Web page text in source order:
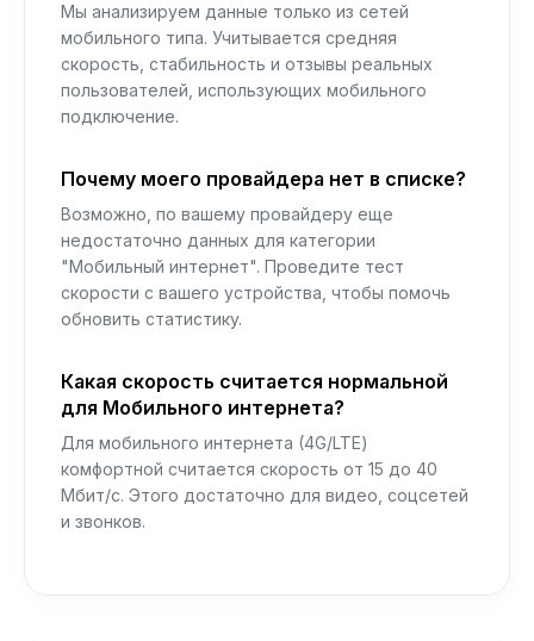
Мы анализируем данные только из сетей
мобильного типа. Учитывается средняя
скорость, стабильность и отзывы реальных
пользователей, использующих мобильного
подключение.
Почему моего провайдера нет в списке?
Возможно, по вашему провайдеру еще
недостаточно данных для категории
"Мобильный интернет". Проведите тест
скорости с вашего устройства, чтобы помочь
обновить статистику.
Какая скорость считается нормальной
для Мобильного интернета?
Для мобильного интернета (4G/LTE)
комфортной считается скорость от 15 до 40
Мбит/с. Этого достаточно для видео, соцсетей
и звонков.